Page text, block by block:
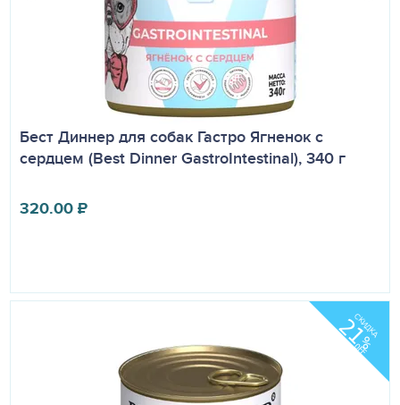
Бест Диннер для собак Гастро Ягненок с
сердцем (Best Dinner GastroIntestinal), 340 г
320.00₽
СКИДКА
21
%
OFF